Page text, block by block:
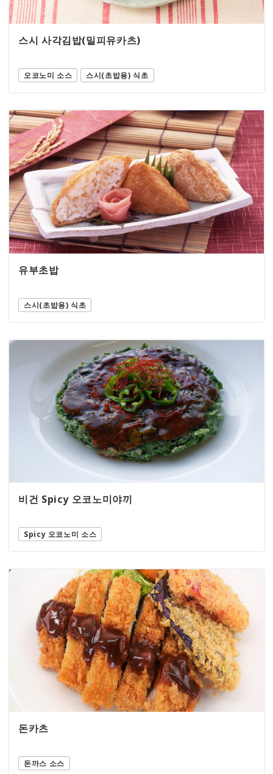
스시 사각김밥(밀피유카츠)
오코노미 소스 스시(초밥용) 식초
유부초밥
스시(초밥용) 식초
비건 Spicy 오코노미야끼
Spicy 오코노미 소스
돈카츠
돈까스 소스